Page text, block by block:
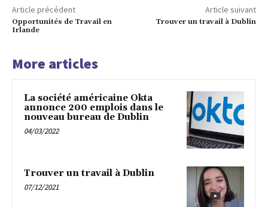
Article précédent
Opportunités de Travail en
Irlande
Article suivant
Trouver un travail à Dublin
More articles
La société américaine Okta
annonce 200 emplois dans le
nouveau bureau de Dublin
04/03/2022
Trouver un travail à Dublin
07/12/2021